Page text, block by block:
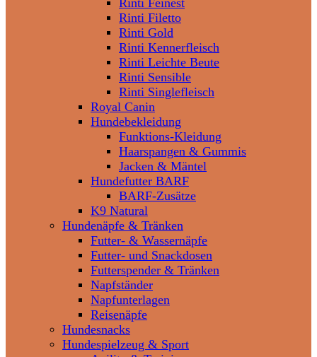
Rinti Feinest
Rinti Filetto
Rinti Gold
Rinti Kennerfleisch
Rinti Leichte Beute
Rinti Sensible
Rinti Singlefleisch
Royal Canin
Hundebekleidung
Funktions-Kleidung
Haarspangen & Gummis
Jacken & Mäntel
Hundefutter BARF
BARF-Zusätze
K9 Natural
Hundenäpfe & Tränken
Futter- & Wassernäpfe
Futter- und Snackdosen
Futterspender & Tränken
Napfständer
Napfunterlagen
Reisenäpfe
Hundesnacks
Hundespielzeug & Sport